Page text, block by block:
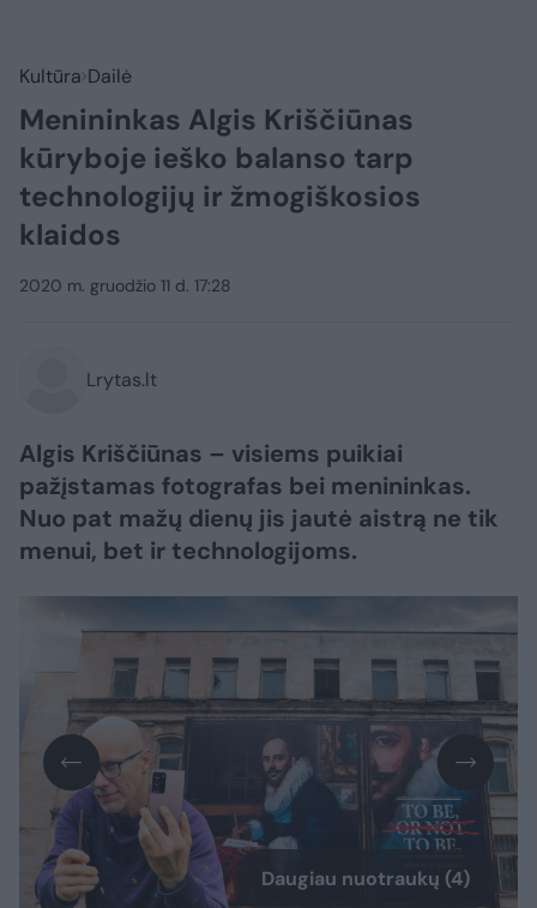
Kultūra Dailė
Menininkas Algis Kriščiūnas
kūryboje ieško balanso tarp
technologijų ir žmogiškosios
klaidos
2020 m. gruodžio 11 d. 17:28
Lrytas.lt
Algis Kriščiūnas – visiems puikiai
pažįstamas fotografas bei menininkas.
Nuo pat mažų dienų jis jautė aistrą ne tik
menui, bet ir technologijoms.
Daugiau nuotraukų (4)